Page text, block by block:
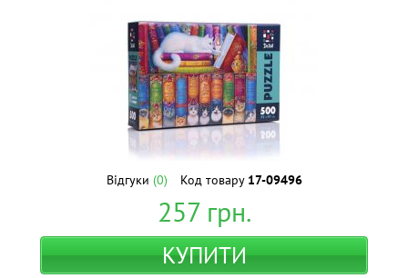
Відгуки (0) Код товару 17-09496
257грн.
КУПИТИ